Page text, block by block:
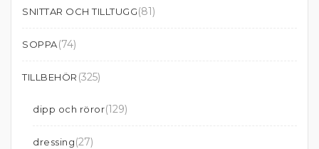
SNITTAR OCH TILLTUGG(81)
SOPPA(74)
TILLBEHÖR (325)
dipp och röror(129)
dressing(27)